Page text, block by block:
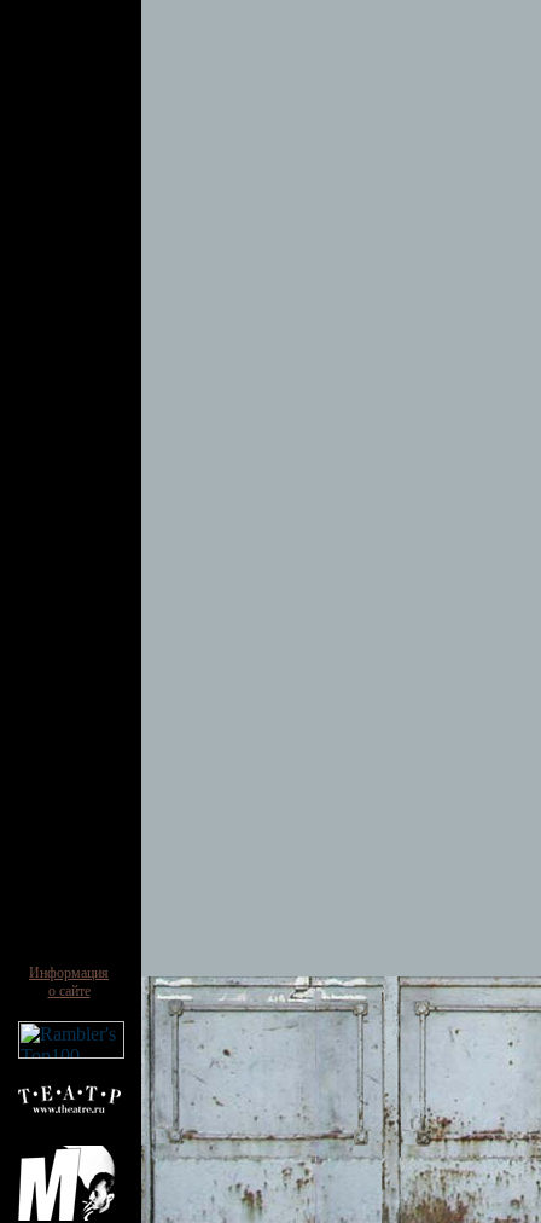
Информация
о сайте